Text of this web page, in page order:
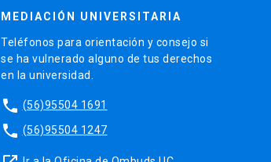
MEDIACIÓN UNIVERSITARIA
Teléfonos para orientación y consejo si
se ha vulnerado alguno de tus derechos
en la universidad.
phone (56)95504 1691
phone (56)95504 1247